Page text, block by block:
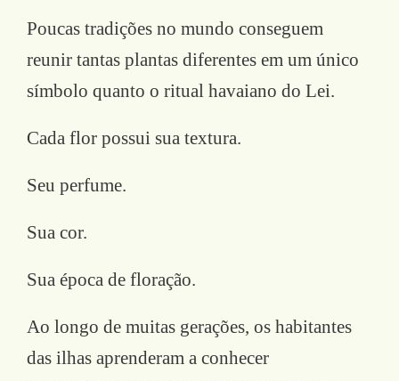
Poucas tradições no mundo conseguem
reunir tantas plantas diferentes em um único
símbolo quanto o ritual havaiano do Lei.
Cada flor possui sua textura.
Seu perfume.
Sua cor.
Sua época de floração.
Ao longo de muitas gerações, os habitantes
das ilhas aprenderam a conhecer